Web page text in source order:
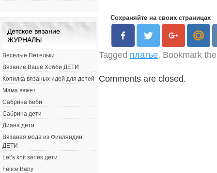
Сохраняйте на своих страницах
Tagged платье. Bookmark
Comments are closed.
Детское вязание
ЖУРНАЛЫ
Веселые Петельки
Вязание Ваше Хобби ДЕТИ
Копилка вязаных идей для детей
Мама вяжет
Сабрина беби
Сабрина дети
Диана дети
Вязаная мода из Финляндии
ДЕТИ
Let’s knit series дети
Felice Baby